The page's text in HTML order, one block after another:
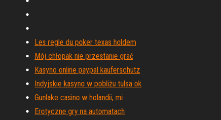
Les regle du poker texas holdem
Mój chłopak nie przestanie grać
Kasyno online paypal kauferschutz
Indyjskie kasyno w pobliżu tulsa ok
Gunlake casino w holandii, mi
Erotyczne gry na automatach